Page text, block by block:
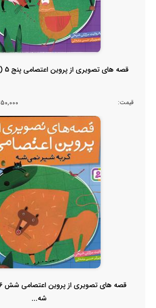
قصه های تصویری از پروین اعتصامی پنج 5 ( روباه دم بریده...
قیمت: 50,000تومان
شه...